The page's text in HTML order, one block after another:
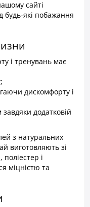
сайті
будь-які побажання
і тренувань має
дискомфорту і
додатковій
з натуральних
виготовляють зі
і
міцністю та